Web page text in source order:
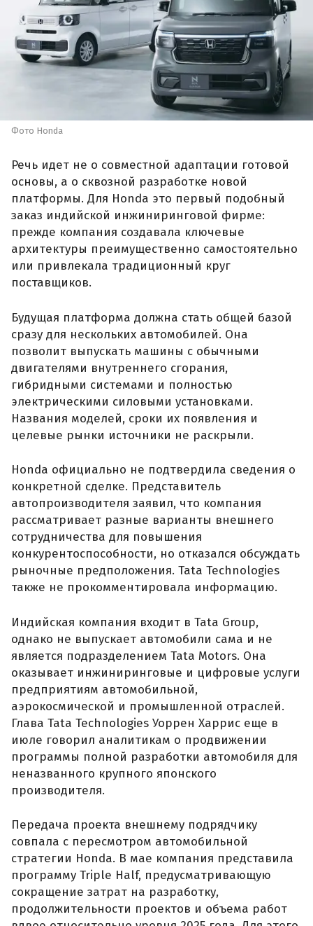
Фото Honda
Речь идет не о совместной адаптации готовой
основы, а о сквозной разработке новой
платформы. Для Honda это первый подобный
заказ индийской инжиниринговой фирме:
прежде компания создавала ключевые
архитектуры преимущественно самостоятельно
или привлекала традиционный круг
поставщиков.
Будущая платформа должна стать общей базой
сразу для нескольких автомобилей. Она
позволит выпускать машины с обычными
двигателями внутреннего сгорания,
гибридными системами и полностью
электрическими силовыми установками.
Названия моделей, сроки их появления и
целевые рынки источники не раскрыли.
Honda официально не подтвердила сведения о
конкретной сделке. Представитель
автопроизводителя заявил, что компания
рассматривает разные варианты внешнего
сотрудничества для повышения
конкурентоспособности, но отказался обсуждать
рыночные предположения. Tata Technologies
также не прокомментировала информацию.
Индийская компания входит в Tata Group,
однако не выпускает автомобили сама и не
является подразделением Tata Motors. Она
оказывает инжиниринговые и цифровые услуги
предприятиям автомобильной,
аэрокосмической и промышленной отраслей.
Глава Tata Technologies Уоррен Харрис еще в
июле говорил аналитикам о продвижении
программы полной разработки автомобиля для
неназванного крупного японского
производителя.
Передача проекта внешнему подрядчику
совпала с пересмотром автомобильной
стратегии Honda. В мае компания представила
программу Triple Half, предусматривающую
сокращение затрат на разработку,
продолжительности проектов и объема работ